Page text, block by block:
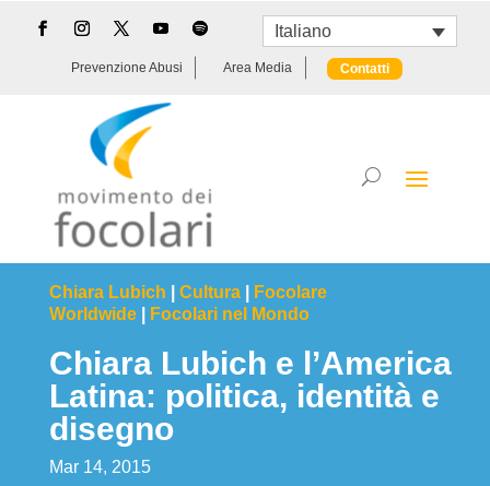
Italiano
Prevenzione Abusi Area Media Contatti
Chiara Lubich Cultura|
Focolare
Worldwide| Focolari nel Mondo
Chiara Lubich e l’America
Latina: politica, identità e
disegno
Mar 14, 2015